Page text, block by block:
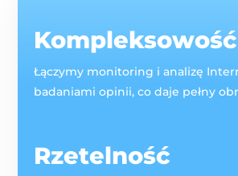
Kompleksowość
Łączymy monitoring i analizę
badaniami opinii, co daje pełny
Rzetelność